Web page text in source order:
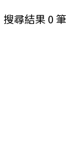
搜尋結果0筆